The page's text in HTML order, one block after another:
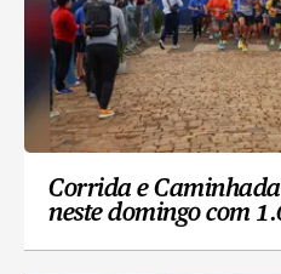
Corrida e
neste domingo com